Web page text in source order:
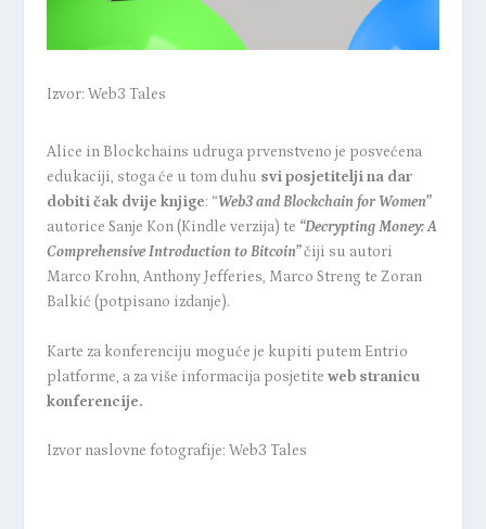
Izvor: Web3 Tales
Alice in Blockchains udruga prvenstveno je posvećena
edukaciji, stoga će u tom duhu svi posjetitelji na dar
dobiti čak dvije knjige: “Web3 and Blockchain for Women”
autorice Sanje Kon (Kindle verzija) te “Decrypting Money: A
Comprehensive Introduction to Bitcoin” čiji su autori
Marco Krohn, Anthony Jefferies, Marco Streng te Zoran
Balkić (potpisano izdanje).
Karte za konferenciju moguće je kupiti putem Entrio
platforme, a za više informacija posjetite web stranicu
konferencije.
Izvor naslovne fotografije: Web3 Tales